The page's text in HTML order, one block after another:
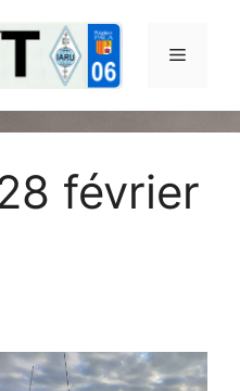
Menu
février